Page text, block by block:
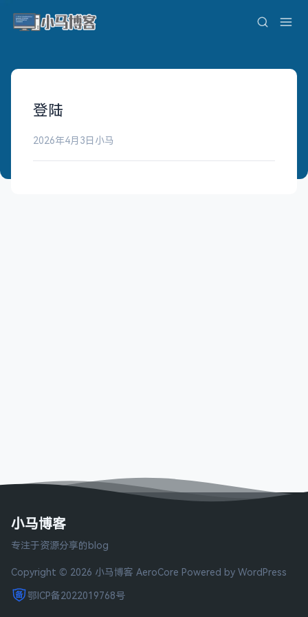
登陆
2026年4月3日 小马
小马博客
专注于资源分享的blog
Copyright © 2026 小马博客 AeroCore Powered by WordPress
鄂ICP备2022019768号